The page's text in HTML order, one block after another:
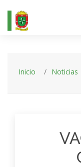
Inicio Noticias